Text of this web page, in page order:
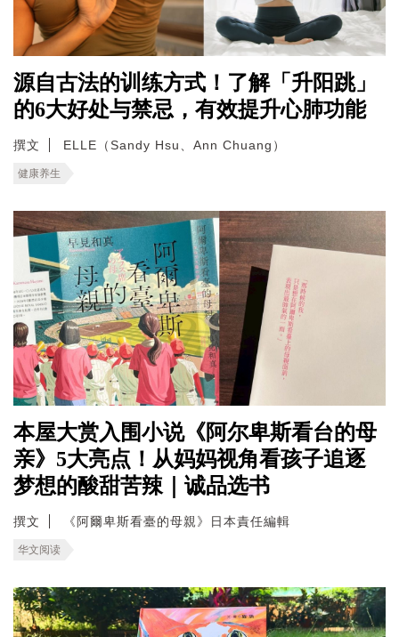
源自古法的训练方式！了解「升阳跳」
的6大好处与禁忌，有效提升心肺功能
撰文 ELLE（Sandy Hsu、Ann Chuang）
健康养生
本屋大赏入围小说《阿尔卑斯看台的母
亲》5大亮点！从妈妈视角看孩子追逐
梦想的酸甜苦辣｜诚品选书
撰文 《阿爾卑斯看臺的母親》日本責任編輯
华文阅读